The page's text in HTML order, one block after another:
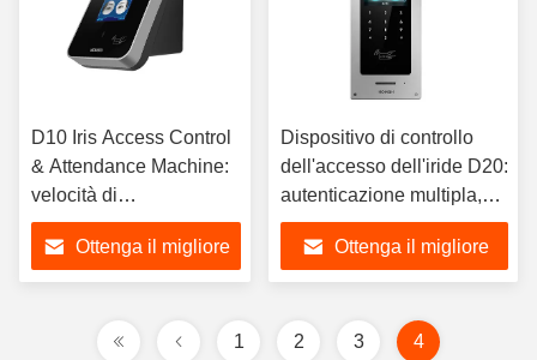
D10 Iris Access Control
& Attendance Machine:
velocità di
riconoscimento delle
soluzioni multi-autore ≤
1 secondo.
Ottenga il migliore
Dispositivo di controllo
dell'accesso dell'iride D20:
autenticazione multipla,
regolazione verso l'alto e
verso il basso,
riconoscimento rapido
Ottenga il migliore
1 2 3 4